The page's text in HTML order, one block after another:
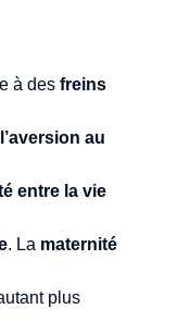
à desfreins
l’aversion au
entre la vie
. La maternité
plus